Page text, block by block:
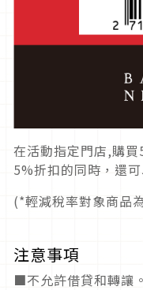
在活動指定門店,購
5%折扣的同時，還
(*輕減稅率對象商品
注意事項
■不允許借貸和轉讓。